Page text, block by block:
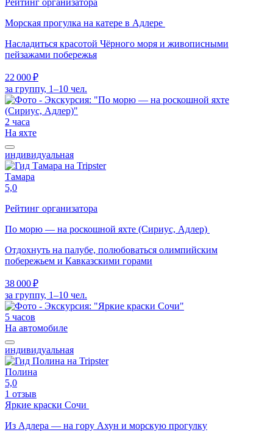
Морская прогулка на катере в Адлере
Насладиться красотой Чёрного моря и живописными
пейзажами побережья
22 000 ₽
за группу, 1–10 чел.
2 часа
На яхте
индивидуальная
Тамара
5,0
Рейтинг организатора
По морю — на роскошной яхте (Сириус, Адлер)
Отдохнуть на палубе, полюбоваться олимпийским
побережьем и Кавказскими горами
38 000 ₽
за группу, 1–10 чел.
5 часов
На автомобиле
индивидуальная
Полина
5,0
1 отзыв
Яркие краски Сочи
Из Адлера — на гору Ахун и морскую прогулку